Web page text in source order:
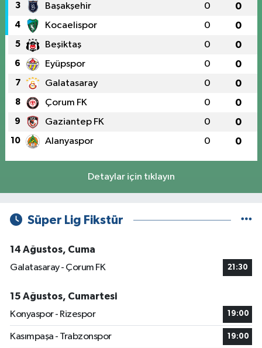
3 Başakşehir 0 0
4 Kocaelispor 0 0
5 Beşiktaş 0 0
6 Eyüpspor 0 0
7 Galatasaray 0 0
8 Çorum FK 0 0
9 Gaziantep FK 0 0
10 Alanyaspor 0 0
Detaylar için tıklayın
Süper Lig Fikstür
14 Ağustos, Cuma
Galatasaray - Çorum FK
21:30
15 Ağustos, Cumartesi
Konyaspor - Rizespor
19:00
Kasımpaşa - Trabzonspor 19:00